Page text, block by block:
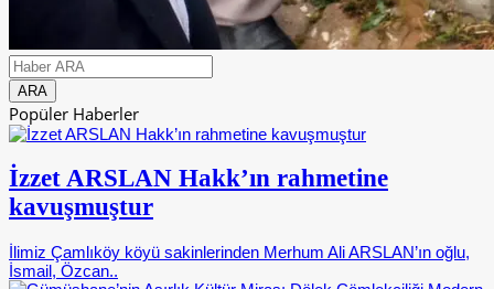
Popüler Haberler
İzzet ARSLAN Hakk’ın rahmetine
kavuşmuştur
İlimiz Çamlıköy köyü sakinlerinden Merhum Ali ARSLAN’ın oğlu,
İsmail, Özcan..